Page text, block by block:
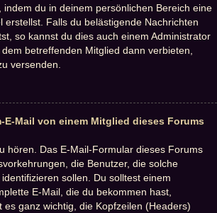
indem du in deinem persönlichen Bereich eine
erstellst. Falls du belästigende Nachrichten
so kannst du dies auch einem Administrator
betreffenden Mitglied dann verbieten,
versenden.
E-Mail von einem Mitglied dieses Forums
hören. Das E-Mail-Formular dieses Forums
die Benutzer, die solche
sollen. Du solltest einem
E-Mail, die du bekommen hast,
es ganz wichtig, die Kopfzeilen (Headers)